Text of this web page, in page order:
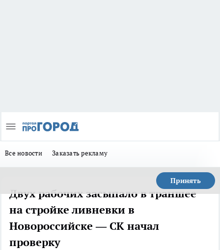
Все новости Заказать рекламу
Принять
Двух рабочих засыпало в траншее
на стройке ливневки в
Новороссийске — СК начал
проверку